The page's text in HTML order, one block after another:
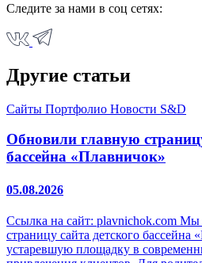
Следите за нами в соц сетях:
Другие статьи
Сайты Портфолио Новости S&D
Обновили главную
бассейна «Плавничок»
05.08.2026
Ссылка на сайт: plavnichok.com
страницу сайта детского
устаревшую площадку в